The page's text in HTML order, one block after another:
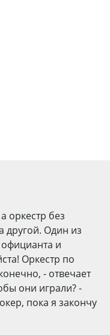
оркестр без
другой. Один из
и
Оркестр по
- отвечает
они играли? -
пока я закончу